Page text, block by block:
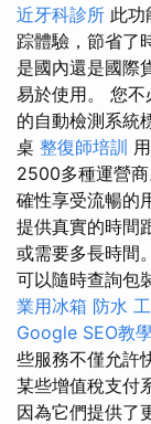
近牙科診所 此功
踪體驗，節省了
是國內還是國際
易於使用。 您
的自動檢測系統
桌 整復師培訓
2500多種運營
確性享受流暢的
提供真實的時間
或需要多長時間
可以隨時查詢包
業用冰箱 防水
Google SEO教
些服務不僅允許
某些增值稅支付
因為它們提供了